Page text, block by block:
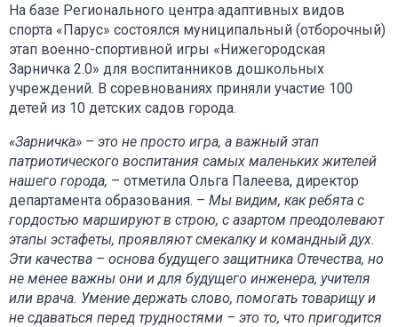
На базе Регионального центра адаптивных видов
спорта «Парус» состоялся муниципальный (отборочный)
этап военно-спортивной игры «Нижегородская
Зарничка 2.0» для воспитанников дошкольных
учреждений. В соревнованиях приняли участие 100
детей из 10 детских садов города.
«Зарничка» – это не просто игра, а важный этап
патриотического воспитания самых маленьких жителей
нашего города, – отметила Ольга Палеева, директор
департамента образования. – Мы видим, как ребята с
гордостью маршируют в строю, с азартом преодолевают
этапы эстафеты, проявляют смекалку и командный дух.
Эти качества – основа будущего защитника Отечества, но
не менее важны они и для будущего инженера, учителя
или врача. Умение держать слово, помогать товарищу и
не сдаваться перед трудностями – это то, что пригодится